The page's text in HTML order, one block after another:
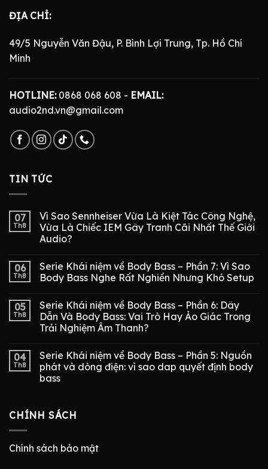
ĐỊA CHỈ:
49/5 Nguyễn Văn Đậu, P. Bình Lợi Trung, Tp. Hồ Chí
Minh
HOTLINE:0868 068 608 - EMAIL:
audio2nd.vn@gmail.com
TIN TỨC
07
Th8
Vì Sao Sennheiser Vừa Là Kiệt Tác Công Nghệ,
Vừa Là Chiếc IEM Gây Tranh Cãi Nhất Thế Giới
Audio?
06
Th8
Serie Khái niệm về Body Bass – Phần 7: Vì Sao
Body Bass Nghe Rất Nghiền Nhưng Khó Setup
05
Th8
Serie Khái niệm về Body Bass – Phần 6: Dây
Dẫn Và Body Bass: Vai Trò Hay Ảo Giác Trong
Trải Nghiệm Âm Thanh?
04
Th8
Serie Khái niệm về Body Bass – Phần 5: Nguồn
phát và dòng điện: vì sao dap quyết định body
bass
CHÍNH SÁCH
Chính sách bảo mật